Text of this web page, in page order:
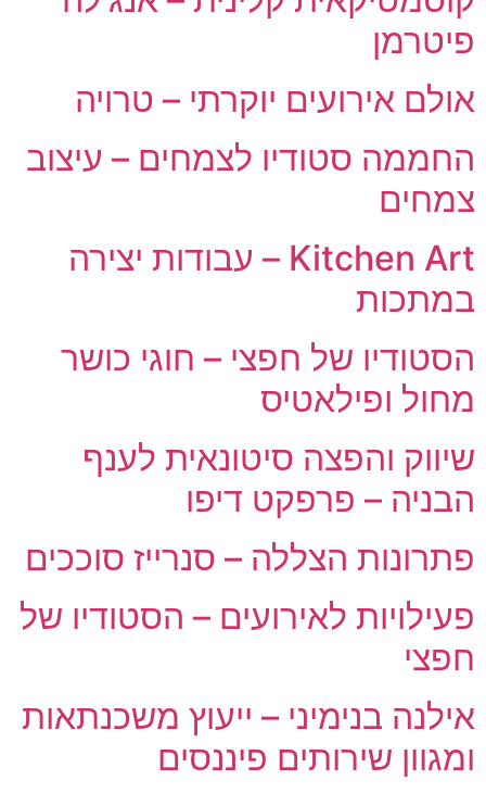
פיטרמן
אולם אירועים יוקרתי – טרויה
החממה סטודיו לצמחים – עיצוב
צמחים
Kitchen Art – עבודות יצירה
במתכות
הסטודיו של חפצי – חוגי כושר
מחול ופילאטיס
שיווק והפצה סיטונאית לענף
הבניה – פרפקט דיפו
פתרונות הצללה – סנרייז סוככים
פעילויות לאירועים – הסטודיו של
חפצי
אילנה בנימיני – ייעוץ משכנתאות
ומגוון שירותים פיננסים